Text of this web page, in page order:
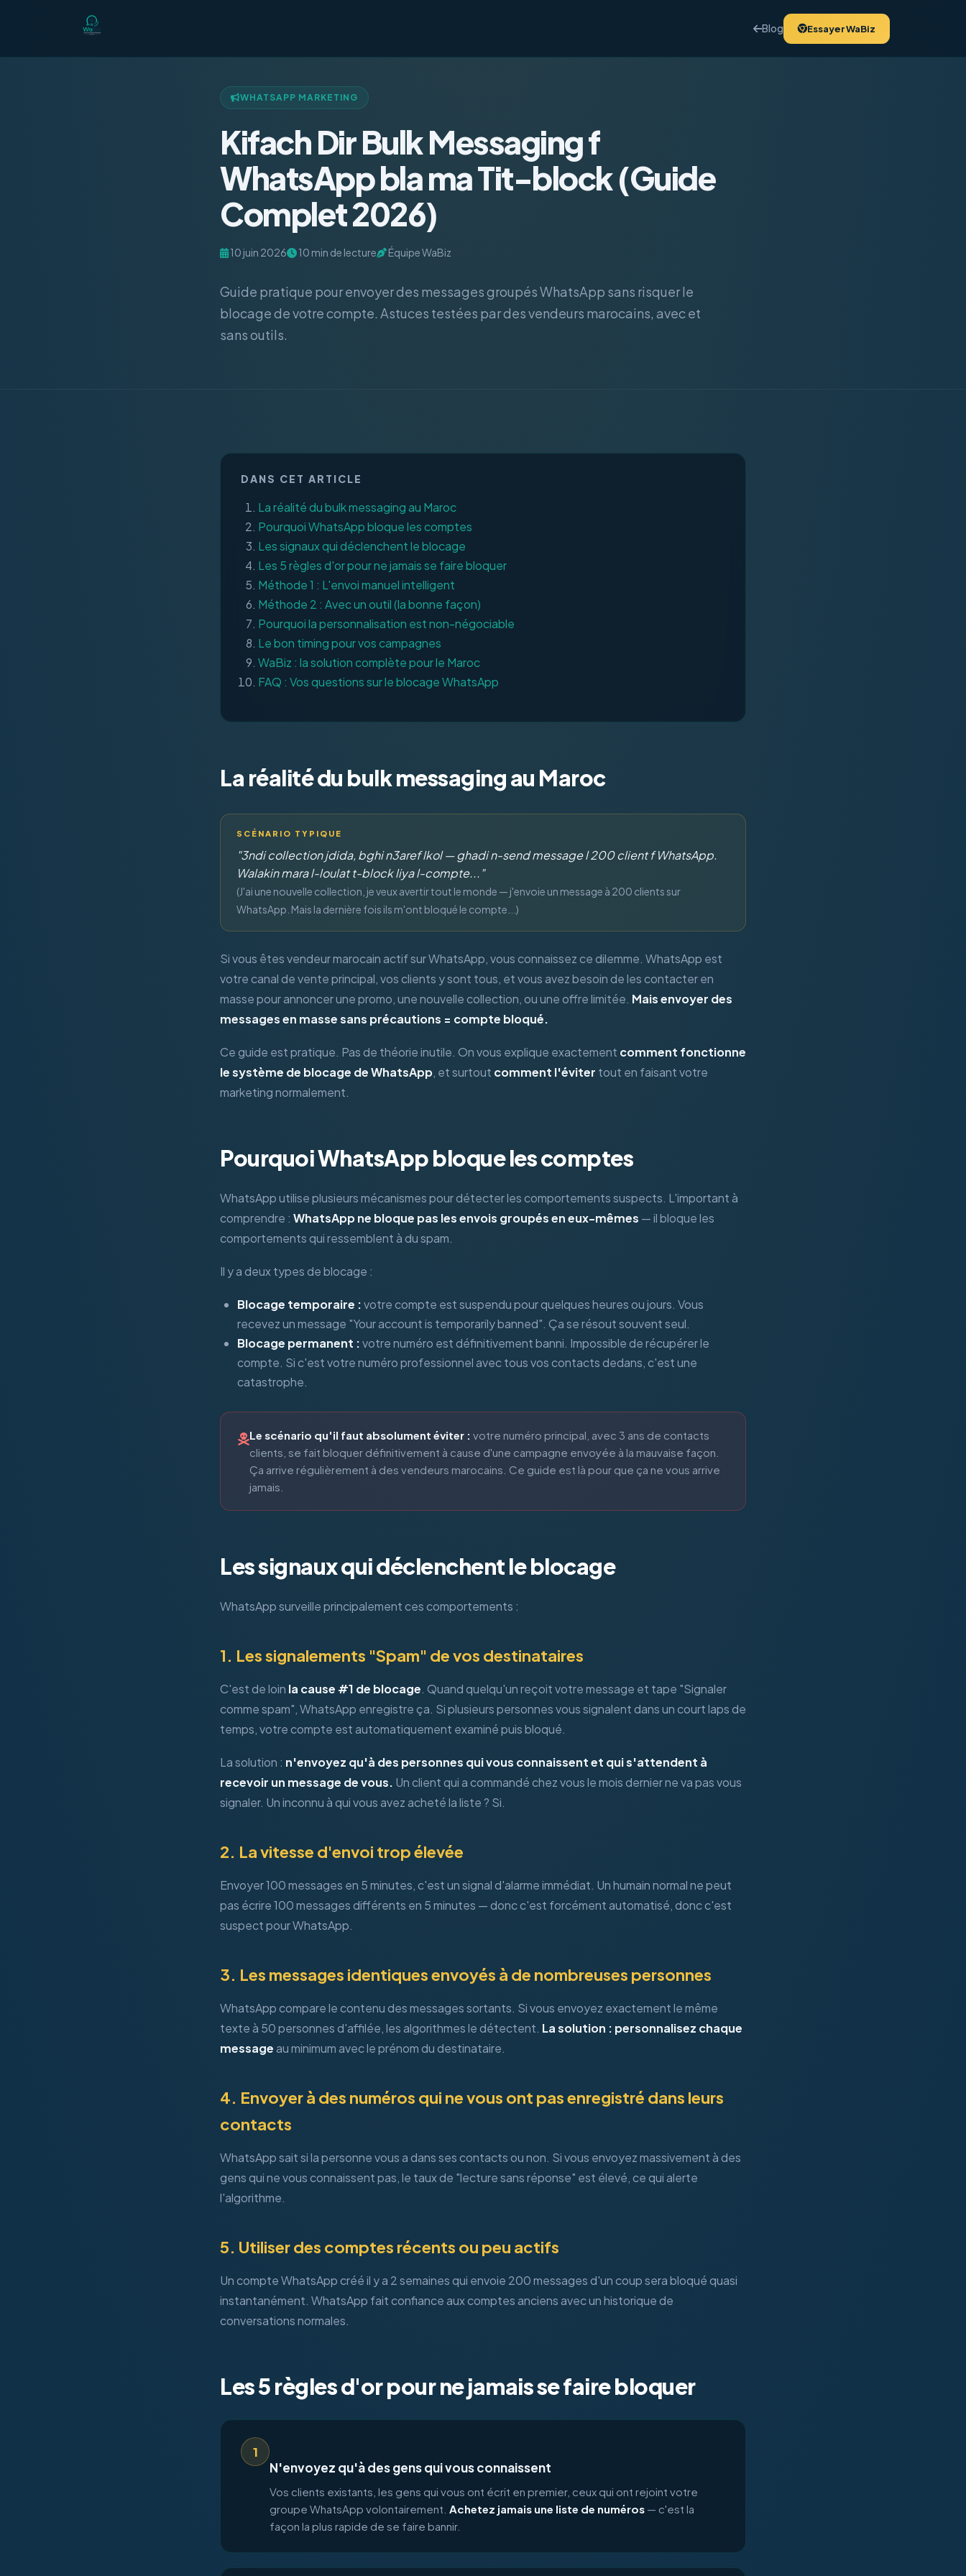
Blog Essayer WaBiz
WHATSAPP MARKETING
Kifach Dir Bulk Messaging f
WhatsApp bla ma Tit-block (Guide
Complet 2026)
10 juin 2026 10 min de lecture Équipe WaBiz
Guide pratique pour envoyer des messages groupés WhatsApp sans risquer le
blocage de votre compte. Astuces testées par des vendeurs marocains, avec et
sans outils.
DANS CET ARTICLE
La réalité du bulk messaging au Maroc
Pourquoi WhatsApp bloque les comptes
Les signaux qui déclenchent le blocage
Les 5 règles d'or pour ne jamais se faire bloquer
Méthode 1 : L'envoi manuel intelligent
Méthode 2 : Avec un outil (la bonne façon)
Pourquoi la personnalisation est non-négociable
Le bon timing pour vos campagnes
WaBiz : la solution complète pour le Maroc
FAQ : Vos questions sur le blocage WhatsApp
La réalité du bulk messaging au Maroc
SCÉNARIO TYPIQUE
"3ndi collection jdida, bghi n3aref lkol — ghadi n-send message l 200 client f WhatsApp.
Walakin mara l-loulat t-block liya l-compte..."
(J'ai une nouvelle collection, je veux avertir tout le monde — j'envoie un message à 200 clients sur
WhatsApp. Mais la dernière fois ils m'ont bloqué le compte...)
Si vous êtes vendeur marocain actif sur WhatsApp, vous connaissez ce dilemme. WhatsApp est
votre canal de vente principal, vos clients y sont tous, et vous avez besoin de les contacter en
masse pour annoncer une promo, une nouvelle collection, ou une offre limitée. Mais envoyer des
messages en masse sans précautions = compte bloqué.
Ce guide est pratique. Pas de théorie inutile. On vous explique exactement comment fonctionne
le système de blocage de WhatsApp, et surtout comment l'éviter tout en faisant votre
marketing normalement.
Pourquoi WhatsApp bloque les comptes
WhatsApp utilise plusieurs mécanismes pour détecter les comportements suspects. L'important à
comprendre : WhatsApp ne bloque pas les envois groupés en eux-mêmes — il bloque les
comportements qui ressemblent à du spam.
Il y a deux types de blocage :
Blocage temporaire :votre compte est suspendu pour quelques heures ou jours. Vous
recevez un message "Your account is temporarily banned". Ça se résout souvent seul.
Blocage permanent :votre numéro est définitivement banni. Impossible de récupérer le
compte. Si c'est votre numéro professionnel avec tous vos contacts dedans, c'est une
catastrophe.
Le scénario qu'il faut absolument éviter : votre numéro principal, avec 3 ans de contacts
clients, se fait bloquer définitivement à cause d'une campagne envoyée à la mauvaise façon.
Ça arrive régulièrement à des vendeurs marocains. Ce guide est là pour que ça ne vous arrive
jamais.
Les signaux qui déclenchent le blocage
WhatsApp surveille principalement ces comportements :
1. Les signalements "Spam" de vos destinataires
C'est de loin la cause #1 de blocage. Quand quelqu'un reçoit votre message et tape "Signaler
comme spam", WhatsApp enregistre ça. Si plusieurs personnes vous signalent dans un court laps de
temps, votre compte est automatiquement examiné puis bloqué.
La solution : n'envoyez qu'à des personnes qui vous connaissent et qui s'attendent à
recevoir un message de vous. Un client qui a commandé chez vous le mois dernier ne va pas vous
signaler. Un inconnu à qui vous avez acheté la liste ? Si.
2. La vitesse d'envoi trop élevée
Envoyer 100 messages en 5 minutes, c'est un signal d'alarme immédiat. Un humain normal ne peut
pas écrire 100 messages différents en 5 minutes — donc c'est forcément automatisé, donc c'est
suspect pour WhatsApp.
3. Les messages identiques envoyés à de nombreuses personnes
WhatsApp compare le contenu des messages sortants. Si vous envoyez exactement le même
texte à 50 personnes d'affilée, les algorithmes le détectent. La solution : personnalisez chaque
messageau minimum avec le prénom du destinataire.
4. Envoyer à des numéros qui ne vous ont pas enregistré dans leurs
contacts
WhatsApp sait si la personne vous a dans ses contacts ou non. Si vous envoyez massivement à des
gens qui ne vous connaissent pas, le taux de "lecture sans réponse" est élevé, ce qui alerte
l'algorithme.
5. Utiliser des comptes récents ou peu actifs
Un compte WhatsApp créé il y a 2 semaines qui envoie 200 messages d'un coup sera bloqué quasi
instantanément. WhatsApp fait confiance aux comptes anciens avec un historique de
conversations normales.
Les 5 règles d'or pour ne jamais se faire bloquer
1
N'envoyez qu'à des gens qui vous connaissent
Vos clients existants, les gens qui vous ont écrit en premier, ceux qui ont rejoint votre
groupe WhatsApp volontairement. Achetez jamais une liste de numéros — c'est la
façon la plus rapide de se faire bannir.